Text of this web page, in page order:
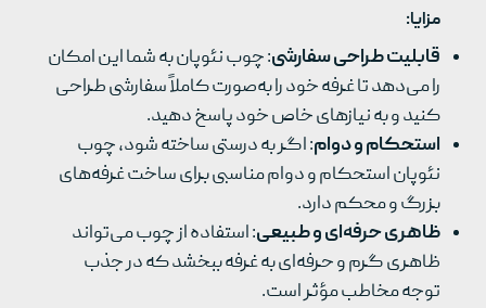
مزایا:
قابلیت طراحی سفارشی: چوب نئوپان به شما این امکان
را می‌دهد تا غرفه خود را به‌صورت کاملاً سفارشی طراحی
کنید و به نیازهای خاص خود پاسخ دهید.
استحکام و دوام: اگر به درستی ساخته شود، چوب
نئوپان استحکام و دوام مناسبی برای ساخت غرفه‌های
بزرگ و محکم دارد.
ظاهری حرفه‌ای و طبیعی: استفاده از چوب می‌تواند
ظاهری گرم و حرفه‌ای به غرفه ببخشد که در جذب
توجه مخاطب مؤثر است.